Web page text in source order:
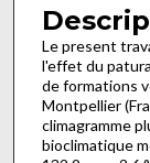
Le present
l'effet du
de formations
Montpellier
climagramme
bioclimatique